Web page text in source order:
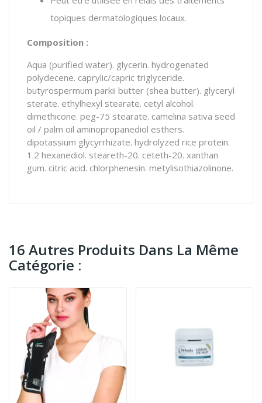
topiques dermatologiques locaux.
Composition :
Aqua (purified water). glycerin. hydrogenated
polydecene. caprylic/capric triglyceride.
butyrospermum parkii butter (shea butter). glyceryl
sterate. ethylhexyl stearate. cetyl alcohol.
dimethicone. peg-75 stearate. camelina sativa seed
oil / palm oil aminopropanediol esthers.
dipotassium glycyrrhizate. hydrolyzed rice protein.
1.2 hexanediol. steareth-20. ceteth-20. xanthan
gum. citric acid. chlorphenesin. metylisothiazolinone.
16 Autres Produits Dans La Même
Catégorie :